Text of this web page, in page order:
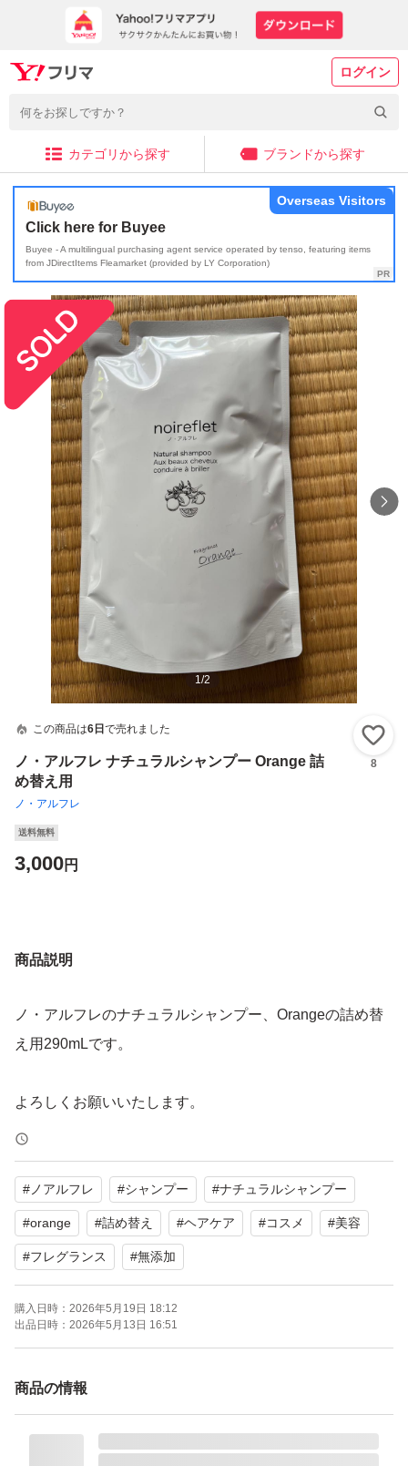
ログイン
カテゴリから探す ブランドから探す
Click here for Buyee
Buyee - A multilingual purchasing agent service operated by tenso, featuring items
from JDirectItems Fleamarket (provided by LY Corporation)
Overseas Visitors
1/2
この商品は6日 で売れました
ノ・アルフレ ナチュラルシャンプー Orange 詰
め替え用
ノ・アルフレ
8
送料無料
3,000円
商品説明
ノ・アルフレのナチュラルシャンプー、Orangeの詰め替
え用290mLです。
よろしくお願いいたします。
#ノアルフレ #シャンプー #ナチュラルシャンプー
#orange #詰め替え #ヘアケア #コスメ #美容
#フレグランス #無添加
購入日時： 2026年5月19日 18:12
出品日時： 2026年5月13日 16:51
商品の情報